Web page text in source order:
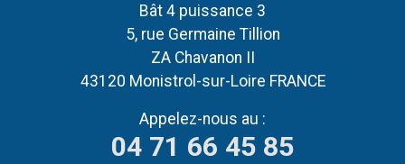
Bât 4 puissance 3
5, rue Germaine Tillion
ZA Chavanon II
43120 Monistrol-sur-Loire FRANCE
Appelez-nous au :
04 71 66 45 85